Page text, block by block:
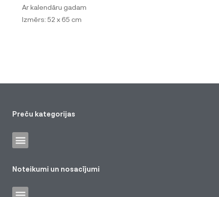
Ar kalendāru gadam
Izmērs: 52 x 65 cm
Preču kategorijas
Noteikumi un nosacījumi